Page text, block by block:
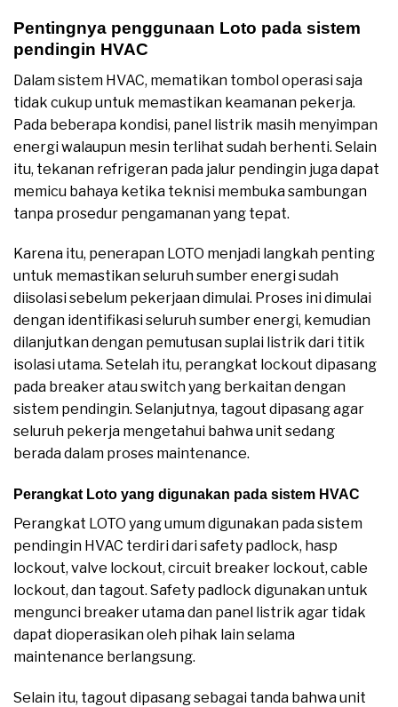
Pentingnya penggunaan Loto pada sistem
pendingin HVAC
Dalam sistem HVAC, mematikan tombol operasi saja
tidak cukup untuk memastikan keamanan pekerja.
Pada beberapa kondisi, panel listrik masih menyimpan
energi walaupun mesin terlihat sudah berhenti. Selain
itu, tekanan refrigeran pada jalur pendingin juga dapat
memicu bahaya ketika teknisi membuka sambungan
tanpa prosedur pengamanan yang tepat.
Karena itu, penerapan LOTO menjadi langkah penting
untuk memastikan seluruh sumber energi sudah
diisolasi sebelum pekerjaan dimulai. Proses ini dimulai
dengan identifikasi seluruh sumber energi, kemudian
dilanjutkan dengan pemutusan suplai listrik dari titik
isolasi utama. Setelah itu, perangkat lockout dipasang
pada breaker atau switch yang berkaitan dengan
sistem pendingin. Selanjutnya, tagout dipasang agar
seluruh pekerja mengetahui bahwa unit sedang
berada dalam proses maintenance.
Perangkat Loto yang digunakan pada sistem HVAC
Perangkat LOTO yang umum digunakan pada sistem
pendingin HVAC terdiri dari safety padlock, hasp
lockout, valve lockout, circuit breaker lockout, cable
lockout, dan tagout. Safety padlock digunakan untuk
mengunci breaker utama dan panel listrik agar tidak
dapat dioperasikan oleh pihak lain selama
maintenance berlangsung.
Selain itu, tagout dipasang sebagai tanda bahwa unit